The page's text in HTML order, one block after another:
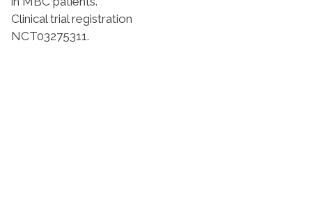
Clinical trial registration
NCT03275311.